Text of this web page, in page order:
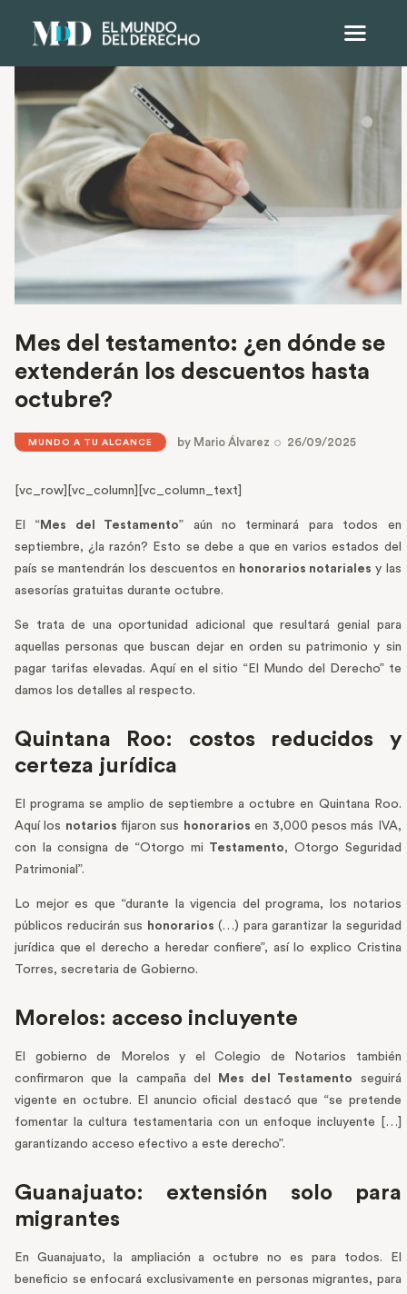
Mes del testamento: ¿en dónde se
extenderán los descuentos hasta
octubre?
MUNDO A TU ALCANCE by Mario Álvarez 26/09/2025
[vc_row][vc_column][vc_column_text]
El “ Mes del Testamento” aún no terminará para todos en
septiembre, ¿la razón? Esto se debe a que en varios estados del
país se mantendrán los descuentos en honorarios notariales y las
asesorías gratuitas durante octubre.
Se trata de una oportunidad adicional que resultará genial para
aquellas personas que buscan dejar en orden su patrimonio y sin
pagar tarifas elevadas. Aquí en el sitio “El Mundo del Derecho” te
damos los detalles al respecto.
Quintana Roo: costos reducidos y
certeza jurídica
El programa se amplio de septiembre a octubre en Quintana Roo.
Aquí los notarios fijaron sus honorarios en 3,000 pesos más IVA,
con la consigna de “Otorgo mi Testamento, Otorgo Seguridad
Patrimonial”.
Lo mejor es que “durante la vigencia del programa, los notarios
públicos reducirán sus
honorarios (…) para garantizar la seguridad
jurídica que el derecho a heredar confiere”, así lo explico Cristina
Torres, secretaria de Gobierno.
Morelos: acceso incluyente
El gobierno de Morelos y el Colegio de Notarios también
confirmaron que la campaña del
Mes del Testamento
seguirá
vigente en octubre. El anuncio oficial destacó que “se pretende
fomentar la cultura testamentaria con un enfoque incluyente […]
garantizando acceso efectivo a este derecho”.
Guanajuato: extensión solo para
migrantes
En Guanajuato, la ampliación a octubre no es para todos. El
beneficio se enfocará exclusivamente en personas migrantes, para